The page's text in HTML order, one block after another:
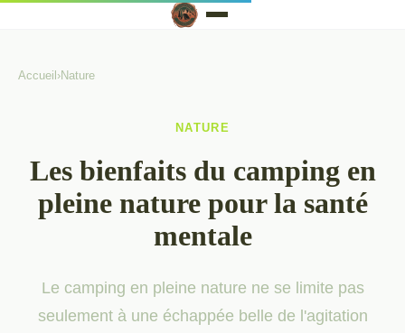
Accueil ›Nature
NATURE
Les bienfaits du camping en
pleine nature pour la santé
mentale
Le camping en pleine nature ne se limite pas
seulement à une échappée belle de l'agitation